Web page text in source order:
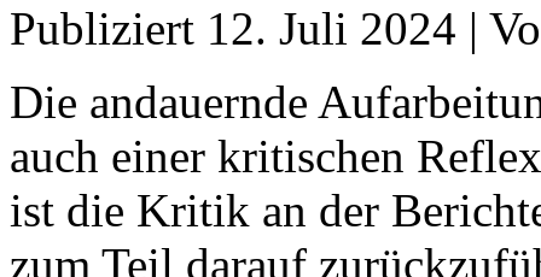
Publiziert 12. Juli 2024 |
Die andauernde
auch einer kritischen
ist die Kritik an der
zum Teil darauf